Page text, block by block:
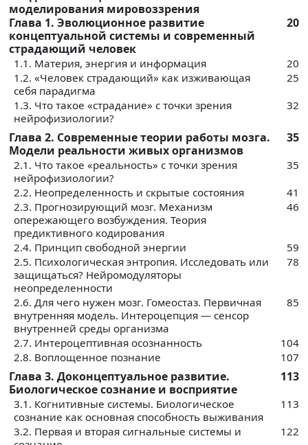
моделирования мировоззрения
Глава 1. Эволюционное развитие
концептуальной системы и современный
страдающий человек
20
1.1. Материя, энергия и информация
20
1.2. «Человек страдающий» как изживающая
себя парадигма
25
1.3. Что такое «страдание» с точки зрения
нейрофизиологии?
32
Глава 2. Современные теории работы мозга.
Модели реальности живых организмов
35
2.1. Что такое «реальность» с точки зрения
нейрофизиологии?
35
2.2. Неопределенность и скрытые состояния
41
2.3. Прогнозирующий мозг. Механизм
опережающего возбуждения. Теория
предиктивного кодирования
46
2.4. Принцип свободной энергии
59
2.5. Психологическая энтропия. Исследовать или
защищаться? Нейромодуляторы
неопределенности
78
2.6. Для чего нужен мозг. Гомеостаз. Первичная
внутренняя модель. Интероцепция — сенсор
внутренней среды организма
85
2.7. Интероцептивная осознанность
104
2.8. Воплощенное познание
107
Глава 3. Доконцептуальное развитие.
Биологическое сознание и восприятие
113
3.1. Когнитивные системы. Биологическое
сознание как основная способность выживания
113
3.2. Первая и вторая сигнальные системы и
122